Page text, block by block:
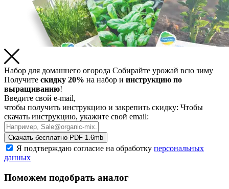
Набор для домашнего огорода Собирайте урожай всю зиму
Получите скидку 20% на набор и инструкцию по
выращиванию!
Введите свой e-mail,
чтобы получить инструкцию и закрепить скидку: Чтобы
скачать инструкцию, укажите свой email:
Скачать бесплатно PDF 1.6mb
Я подтверждаю согласие на обработку персональных
данных
Поможем подобрать аналог